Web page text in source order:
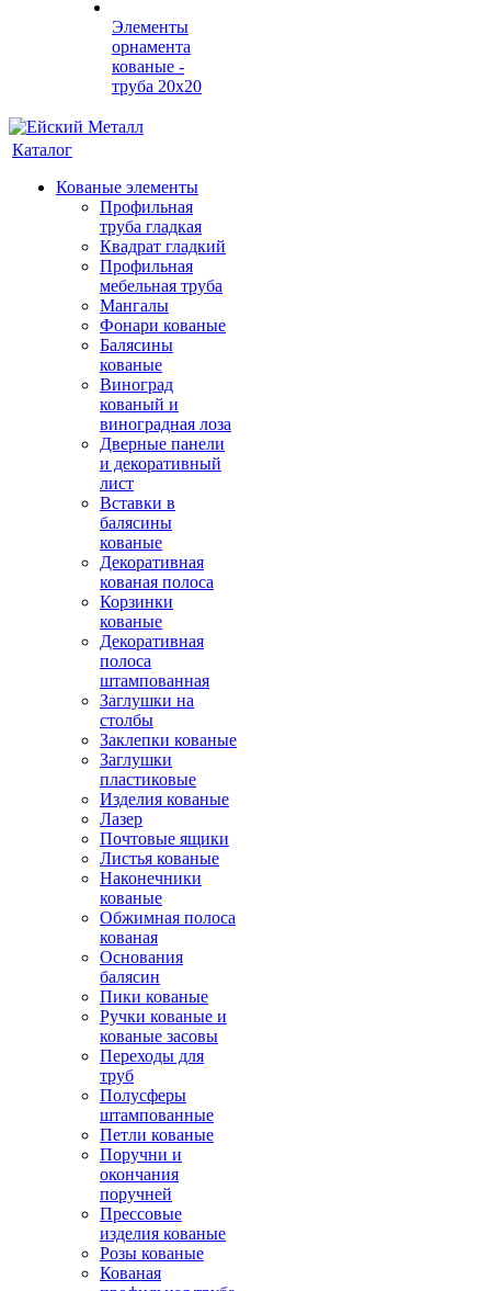
Элементы
орнамента
кованые -
труба 20х20
Каталог
Кованые элементы
Профильная
труба гладкая
Квадрат гладкий
Профильная
мебельная труба
Мангалы
Фонари кованые
Балясины
кованые
Виноград
кованый и
виноградная лоза
Дверные панели
и декоративный
лист
Вставки в
балясины
кованые
Декоративная
кованая полоса
Корзинки
кованые
Декоративная
полоса
штампованная
Заглушки на
столбы
Заклепки кованые
Заглушки
пластиковые
Изделия кованые
Лазер
Почтовые ящики
Листья кованые
Наконечники
кованые
Обжимная полоса
кованая
Основания
балясин
Пики кованые
Ручки кованые и
кованые засовы
Переходы для
труб
Полусферы
штампованные
Петли кованые
Поручни и
окончания
поручней
Прессовые
изделия кованые
Розы кованые
Кованая